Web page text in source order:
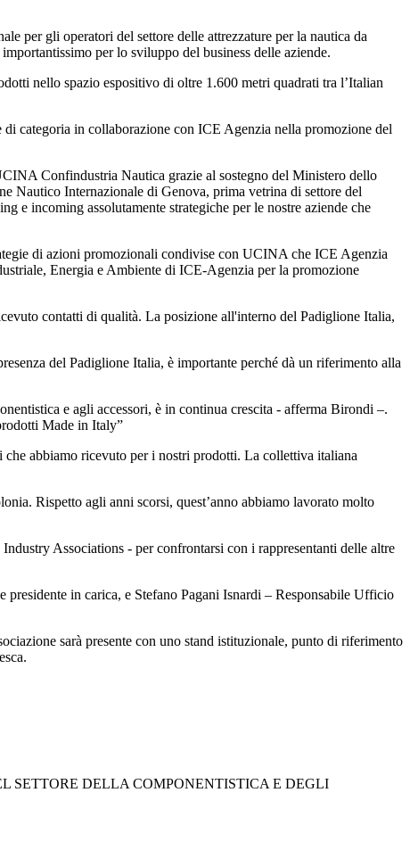
per gli operatori del settore delle attrezzature per la nautica da
per lo sviluppo del business delle aziende.
nello spazio espositivo di oltre 1.600 metri quadrati tra l’Italian
categoria in collaborazione con ICE Agenzia nella promozione del
Confindustria Nautica grazie al sostegno del Ministero dello
Nautico Internazionale di Genova, prima vetrina di settore del
incoming assolutamente strategiche per le nostre aziende che
di azioni promozionali condivise con UCINA che ICE Agenzia
Energia e Ambiente di ICE-Agenzia per la promozione
contatti di qualità. La posizione all'interno del Padiglione Italia,
del Padiglione Italia, è importante perché dà un riferimento alla
e agli accessori, è in continua crescita - afferma Birondi –.
Made in Italy”
abbiamo ricevuto per i nostri prodotti. La collettiva italiana
Rispetto agli anni scorsi, quest’anno abbiamo lavorato molto
Associations - per confrontarsi con i rappresentanti delle altre
in carica, e Stefano Pagani Isnardi – Responsabile Ufficio
sarà presente con uno stand istituzionale, punto di riferimento
SETTORE DELLA COMPONENTISTICA E DEGLI